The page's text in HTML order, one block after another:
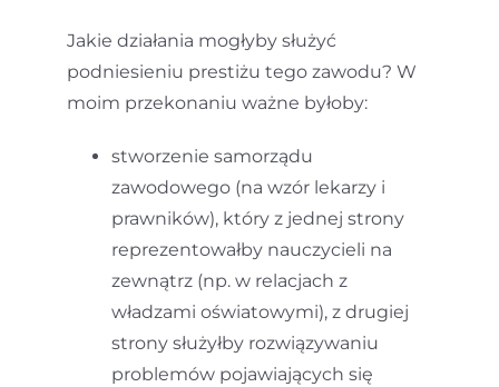
Jakie działania mogłyby służyć
podniesieniu prestiżu tego zawodu? W
moim przekonaniu ważne byłoby:
stworzenie samorządu
zawodowego (na wzór lekarzy i
prawników), który z jednej strony
reprezentowałby nauczycieli na
zewnątrz (np. w relacjach z
władzami oświatowymi), z drugiej
strony służyłby rozwiązywaniu
problemów pojawiających się